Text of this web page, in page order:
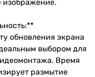
изображение.
обновления экрана
выбором для
Время
размытие